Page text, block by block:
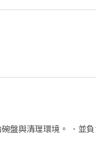
環境。 ．並負責結帳、